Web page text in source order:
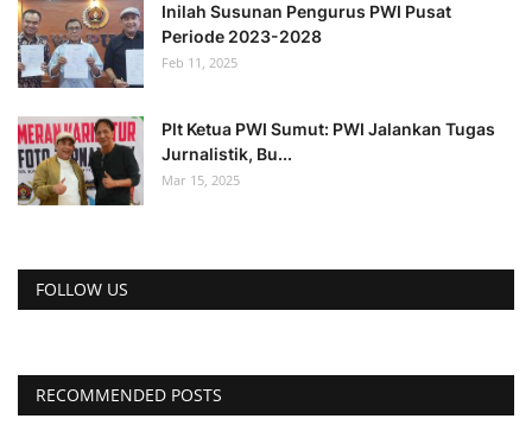
Inilah Susunan Pengurus PWI Pusat
Periode 2023-2028
Feb 11, 2025
Plt Ketua PWI Sumut: PWI Jalankan Tugas
Jurnalistik, Bu...
Mar 15, 2025
FOLLOW US
RECOMMENDED POSTS